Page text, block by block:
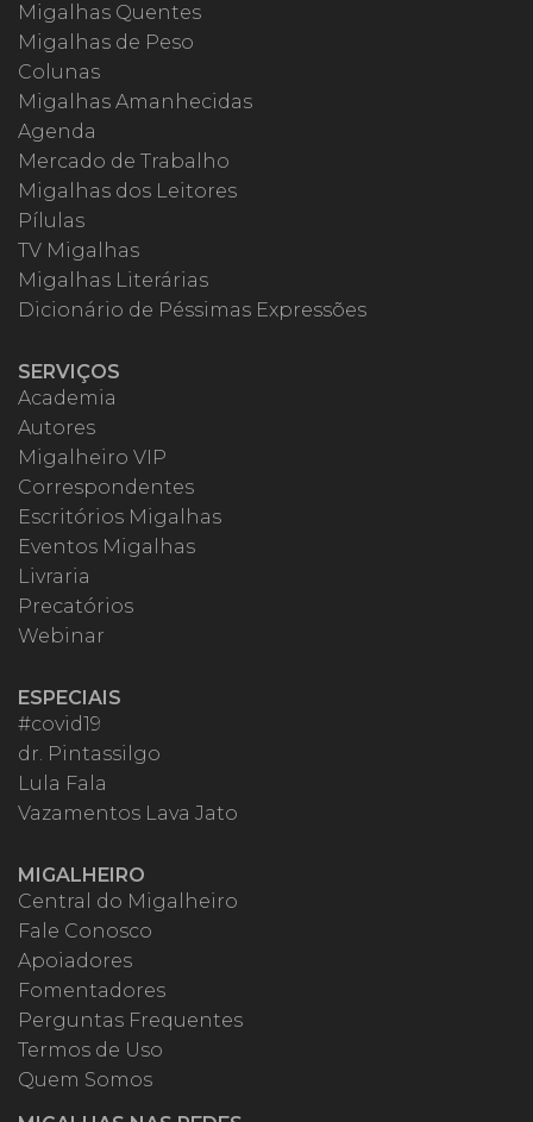
Migalhas Quentes
Migalhas de Peso
Colunas
Migalhas Amanhecidas
Agenda
Mercado de Trabalho
Migalhas dos Leitores
Pílulas
TV Migalhas
Migalhas Literárias
Dicionário de Péssimas Expressões
SERVIÇOS
Academia
Autores
Migalheiro VIP
Correspondentes
Escritórios Migalhas
Eventos Migalhas
Livraria
Precatórios
Webinar
ESPECIAIS
#covid19
dr. Pintassilgo
Lula Fala
Vazamentos Lava Jato
MIGALHEIRO
Central do Migalheiro
Fale Conosco
Apoiadores
Fomentadores
Perguntas Frequentes
Termos de Uso
Quem Somos